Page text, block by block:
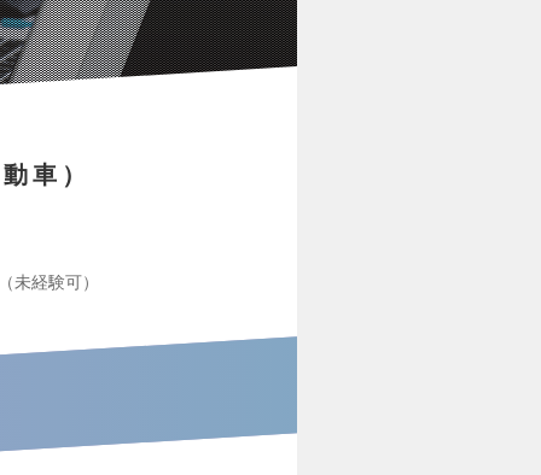
車）
未経験可）